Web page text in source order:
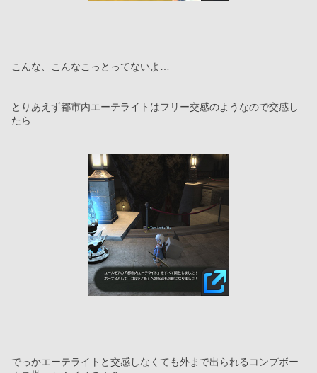
こんな、こんなこっとってないよ…
とりあえず都市内エーテライトはフリー交感のようなので交感し
たら
でっかエーテライトと交感しなくても外まで出られるコンプボー